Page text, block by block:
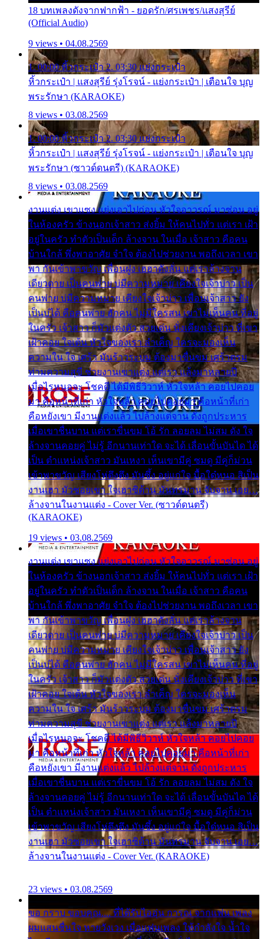
18 บทเพลงดังจากฟากฟ้า - ยอดรัก/ศรเพชร/แสงสุรีย์
(Official Audio)
9 views • 04.08.2569
1. 00:00 หิ้วกระเป๋า 2. 03:30 แย่งกระเป๋า
หิ้วกระเป๋า | แสงสุรีย์ รุ่งโรจน์ - แย่งกระเป๋า | เตือนใจ บุญ
พระรักษา (KARAOKE)
8 views • 03.08.2569
1. 00:00 หิ้วกระเป๋า 2. 03:30 แย่งกระเป๋า
หิ้วกระเป๋า | แสงสุรีย์ รุ่งโรจน์ - แย่งกระเป๋า | เตือนใจ บุญ
พระรักษา (ซาวด์ดนตรี) (KARAOKE)
8 views • 03.08.2569
งานแต่ง เขาแซง แย่งเอาไปก่อน หัวใจอาวรณ์ มาซ่อน อยู่
ในห้องครัว ข้างนอกเจ้าสาว ส่งยิ้ม ให้คนไปทั่ว แต่เรา เฝ้า
อยู่ในครัว ทำตัวเป็นเด็ก ล้างจาน ในเมื่อ เจ้าสาว คือคน
บ้านใกล้ พึ่งพาอาศัย จำใจ ต้องไปช่วยงาน พอถึงเวลา เขา
พา กันเข้าพาขวัญ เพื่อนฝูง เฮฮาดังลั่น แต่เราล้างจาน
เดียวดาย เป็นคนพ่าย บ่มีความหมาย เคียงใจเจ้าบ่าว เป็น
คนพ่าย บ่มีความหมาย เคียงใจเจ้าบ่าว เพื่อนเจ้าสาว ยัง
เป็นบ่ได้ คือคนพ่าย ฮักคน ไม่มีใครสน เขาไม่เห็นคน ที่อยู่
ในครัว เจ้าสาว ก็มัวแต่งตัว สวยเด่น นั่งเคียงเจ้าบ่าว ที่เขา
เฝ้าคอย ใจเต้น หัวใจของเรา ลำเค็ญ ใครจะมองเห็น
ความใน ใจ เศร้า มันร้าวระบม ต้องมาขื่นขม เศร้าตรม
ท่ามความสุขี ช่วยงานเขาแต่ง แต่เรา แล้งมาหลายปี
เมื่อไรหนอจะ โชคดี ได้มีพิธีวิวาห์ หัวใจหล้า คอยไปคอย
มา คือหน้าที่เก่า หัวใจหล้า คอยไปคอยมา คือหน้าที่เก่า
คือหยังเขา มีงานแต่งแล้ว ไปล้างแต่จาน ดั่งถูกประหาร
เมื่อเขาชื่นบาน แต่เราขื่นขม โอ้ รัก ลอยลม ไม่สม ดัง ใจ
ล้างจานคอยคู่ ไม่รู้ อีกนานเท่าใด จะได้ เลื่อนขั้นบันได ได้
เป็น ตำแหน่งเจ้าสาว มันเหงา เห็นเขามีคู่ ซมดู มีคู่ก็ม่วน
เข้าพาขวัญ เสียงโห่ตึงตึง มันซึ้ง อยู่แก่ใจ มื้อใด๋หนอ สิเป็น
งานเฮา มัวซอยเขา ใจเฮาซิด้าน มันทรมาน จับจาน เอย…
ล้างจานในงานแต่ง - Cover Ver. (ซาวด์ดนตรี)
(KARAOKE)
19 views • 03.08.2569
งานแต่ง เขาแซง แย่งเอาไปก่อน หัวใจอาวรณ์ มาซ่อน อยู่
ในห้องครัว ข้างนอกเจ้าสาว ส่งยิ้ม ให้คนไปทั่ว แต่เรา เฝ้า
อยู่ในครัว ทำตัวเป็นเด็ก ล้างจาน ในเมื่อ เจ้าสาว คือคน
บ้านใกล้ พึ่งพาอาศัย จำใจ ต้องไปช่วยงาน พอถึงเวลา เขา
พา กันเข้าพาขวัญ เพื่อนฝูง เฮฮาดังลั่น แต่เราล้างจาน
เดียวดาย เป็นคนพ่าย บ่มีความหมาย เคียงใจเจ้าบ่าว เป็น
คนพ่าย บ่มีความหมาย เคียงใจเจ้าบ่าว เพื่อนเจ้าสาว ยัง
เป็นบ่ได้ คือคนพ่าย ฮักคน ไม่มีใครสน เขาไม่เห็นคน ที่อยู่
ในครัว เจ้าสาว ก็มัวแต่งตัว สวยเด่น นั่งเคียงเจ้าบ่าว ที่เขา
เฝ้าคอย ใจเต้น หัวใจของเรา ลำเค็ญ ใครจะมองเห็น
ความใน ใจ เศร้า มันร้าวระบม ต้องมาขื่นขม เศร้าตรม
ท่ามความสุขี ช่วยงานเขาแต่ง แต่เรา แล้งมาหลายปี
เมื่อไรหนอจะ โชคดี ได้มีพิธีวิวาห์ หัวใจหล้า คอยไปคอย
มา คือหน้าที่เก่า หัวใจหล้า คอยไปคอยมา คือหน้าที่เก่า
คือหยังเขา มีงานแต่งแล้ว ไปล้างแต่จาน ดั่งถูกประหาร
เมื่อเขาชื่นบาน แต่เราขื่นขม โอ้ รัก ลอยลม ไม่สม ดัง ใจ
ล้างจานคอยคู่ ไม่รู้ อีกนานเท่าใด จะได้ เลื่อนขั้นบันได ได้
เป็น ตำแหน่งเจ้าสาว มันเหงา เห็นเขามีคู่ ซมดู มีคู่ก็ม่วน
เข้าพาขวัญ เสียงโห่ตึงตึง มันซึ้ง อยู่แก่ใจ มื้อใด๋หนอ สิเป็น
งานเฮา มัวซอยเขา ใจเฮาซิด้าน มันทรมาน จับจาน เอย…
ล้างจานในงานแต่ง - Cover Ver. (KARAOKE)
23 views • 03.08.2569
ขอ กราบ ขอบคุณ.... ที่ได้รับไออุ่น การุณ จากแฟน เพลง
ผมแสนชื่นใจ หายวังเวง เมื่อแฟนเพลง ให้กำลังใจ น้ำใจ